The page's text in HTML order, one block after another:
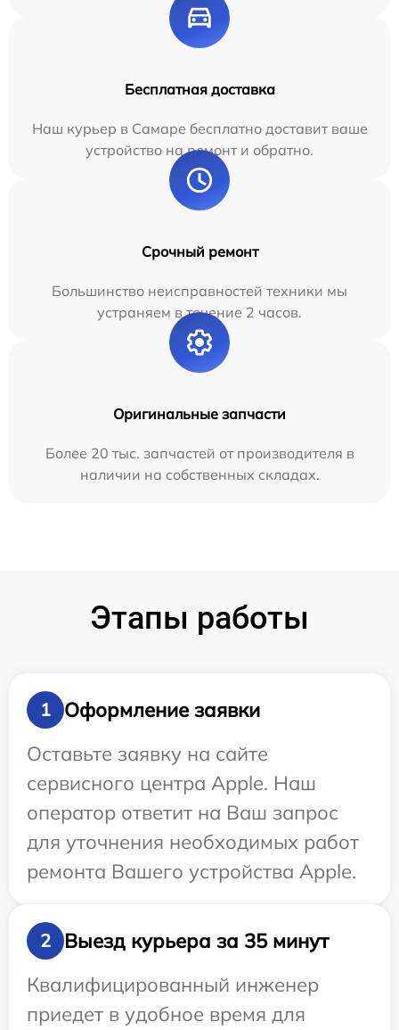
Бесплатная доставка
Наш курьер в Самаре бесплатно доставит ваше
устройство на ремонт и обратно.
Срочный ремонт
Большинство неисправностей техники мы
устраняем в течение 2 часов.
Оригинальные запчасти
Более 20 тыс. запчастей от производителя в
наличии на собственных складах.
Этапы работы
1
Оформление заявки
Оставьте заявку на сайте
сервисного центра Apple. Наш
оператор ответит на Ваш запрос
для уточнения необходимых работ
ремонта Вашего устройства Apple.
2
Выезд курьера за 35 минут
Квалифицированный инженер
приедет в удобное время для